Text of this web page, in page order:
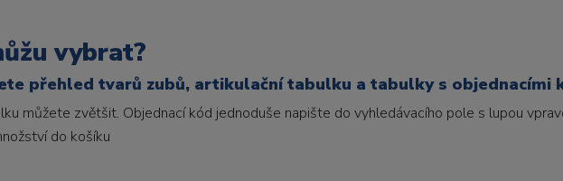
vybrat?
přehled tvarů zubů, artikulační tabulku a tabulky s objednacími
můžete zvětšit. Objednací kód jednoduše napište do vyhledávacího pole s lupou
do košíku